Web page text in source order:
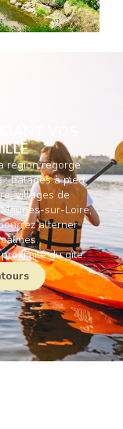
VOS
région regorge
: balades à pied
villages de
sur-Loire,
alterner
du gîte.